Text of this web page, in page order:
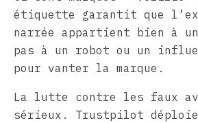
étiquette garantit que
narrée appartient bien à
pas à un robot ou un
pour vanter la marque.
La lutte contre les faux
sérieux. Trustpilot